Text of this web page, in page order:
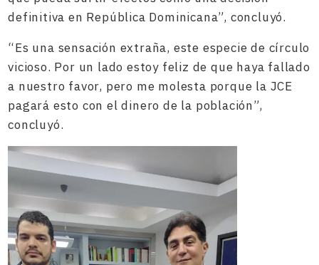
definitiva en República Dominicana”, concluyó.
“Es una sensación extraña, este especie de círculo
vicioso. Por un lado estoy feliz de que haya fallado
a nuestro favor, pero me molesta porque la JCE
pagará esto con el dinero de la población”,
concluyó.